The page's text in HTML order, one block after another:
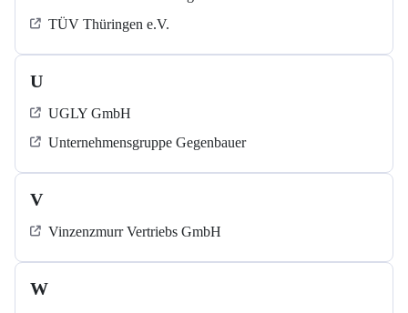
TÜV Thüringen e.V.
U
UGLY GmbH
Unternehmensgruppe Gegenbauer
V
Vinzenzmurr Vertriebs GmbH
W